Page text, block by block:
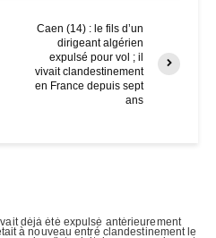
Caen (14) : le fils d’un
dirigeant algérien
expulsé pour vol ; il
vivait clandestinement
en France depuis sept
ans